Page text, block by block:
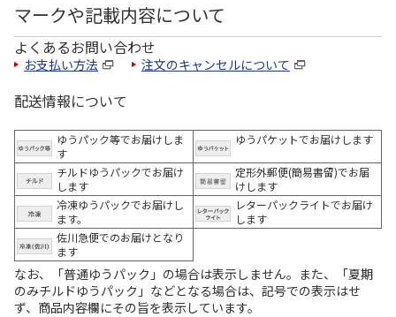
マークや記載内容について
よくあるお問い合わせ
お支払い方法 注文のキャンセルについて
配送情報について
ゆうパック等でお届けしま
す
ゆうパケットでお届けします
チルドゆうパックでお届け
します
定形外郵便(簡易書留)でお届
けします
冷凍ゆうパックでお届けし
ます。
レターパックライトでお届け
します
佐川急便でのお届けとなり
ます
なお、「普通ゆうパック」の場合は表示しません。また、「夏期
のみチルドゆうパック」などとなる場合は、記号での表示はせ
ず、商品内容欄にその旨を表示しています。